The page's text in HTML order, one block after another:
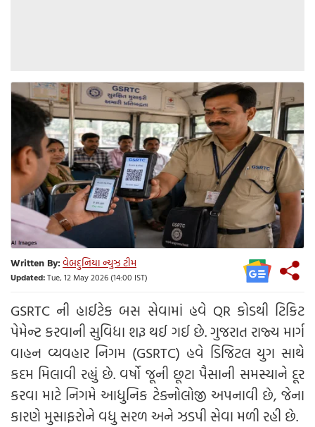
Written By:વેબદુનિયા ન્યુઝ ટીમ
Updated:Tue, 12 May 2026 (14:00 IST)
GSRTC ની હાઈટેક બસ સેવામાં હવે QR કોડથી ટિકિટ
પેમેન્ટ કરવાની સુવિધા શરૂ થઈ ગઈ છે. ગુજરાત રાજ્ય માર્ગ
વાહન વ્યવહાર નિગમ (GSRTC) હવે ડિજિટલ યુગ સાથે
કદમ મિલાવી રહ્યું છે. વર્ષો જૂની છૂટા પૈસાની સમસ્યાને દૂર
કરવા માટે નિગમે આધુનિક ટેક્નોલોજી અપનાવી છે, જેના
કારણે મુસાફરોને વધુ સરળ અને ઝડપી સેવા મળી રહી છે.